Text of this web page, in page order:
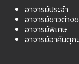
อาจารย์ประจำ
อาจารย์ชาวต่าง
อาจารย์พิเศษ
อาจารย์อาคันตุกะ